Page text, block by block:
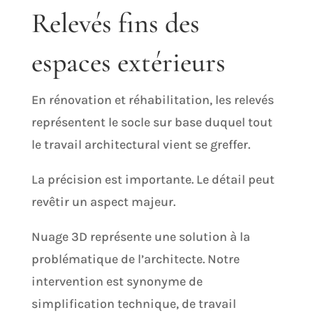
Relevés fins des
espaces extérieurs
En rénovation et réhabilitation, les relevés
représentent le socle sur base duquel tout
le travail architectural vient se greffer.
La précision est importante. Le détail peut
revêtir un aspect majeur.
Nuage 3D représente une solution à la
problématique de l’architecte. Notre
intervention est synonyme de
simplification technique, de travail